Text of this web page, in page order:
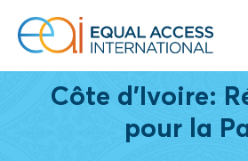
Côte d'Ivoire:
pour la